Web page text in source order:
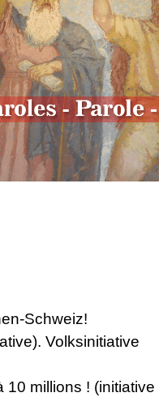
Schweiz!
Volksinitiative
10 millions ! (initiative